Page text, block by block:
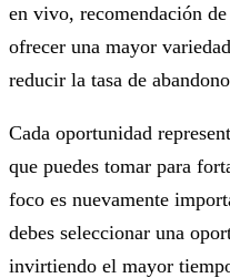
en vivo, recomendación
ofrecer una mayor
reducir la tasa de
Cada oportunidad
que puedes tomar para
foco es nuevamente
debes seleccionar una
invirtiendo el mayor